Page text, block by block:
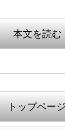
本文を読む
トップページ